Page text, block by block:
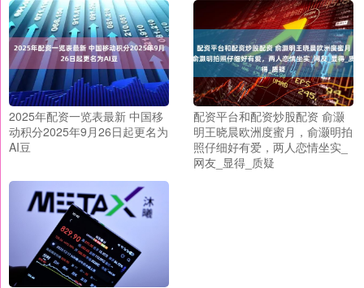
2025年配资一览表最新 中国移
动积分2025年9月26日起更名为
AI豆
配资平台和配资炒股配资 俞灏
明王晓晨欧洲度蜜月，俞灏明拍
照仔细好有爱，两人恋情坐实_
网友_显得_质疑